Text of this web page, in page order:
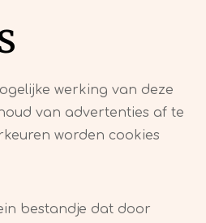
werking van deze
van advertenties af te
worden cookies
bestandje dat door